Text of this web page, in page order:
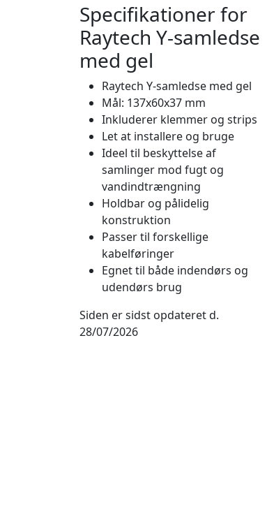
Specifikationer for
Raytech Y-samledse
med gel
Raytech Y-samledse med gel
Mål: 137x60x37 mm
Inkluderer klemmer og strips
Let at installere og bruge
Ideel til beskyttelse af
samlinger mod fugt og
vandindtrængning
Holdbar og pålidelig
konstruktion
Passer til forskellige
kabelføringer
Egnet til både indendørs og
udendørs brug
Siden er sidst opdateret d.
28/07/2026